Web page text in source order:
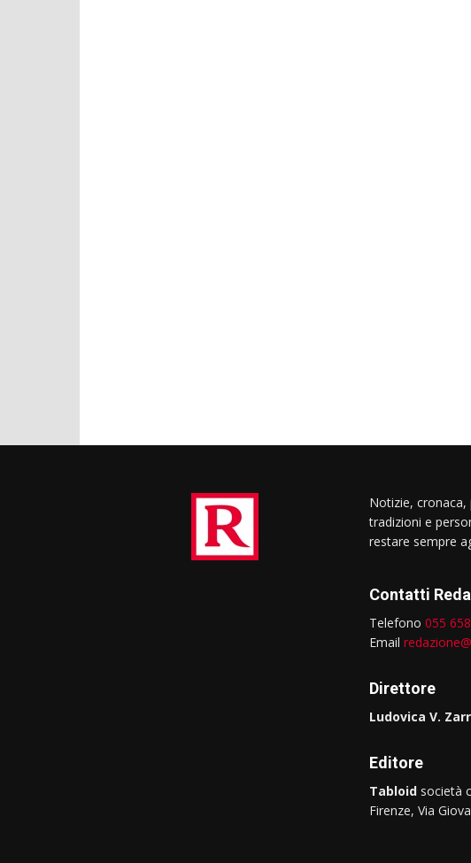
Notizie,
tradizioni e
restare sempre
Contatti
Telefono 055
Email
Direttore
Ludovica V.
Editore
Tabloid società
Firenze, Via